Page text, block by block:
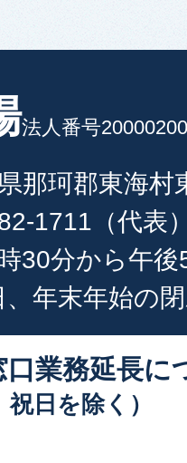
法人番号
那珂郡東海村
1711（代表
30分から午
、年末年始の
口業務延長に
日を除く）